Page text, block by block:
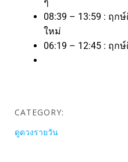
08:39 – 13:59 : ฤก
ใหม่
06:19 – 12:45 : ฤก
CATEGORY:
ดูดวงรายวัน